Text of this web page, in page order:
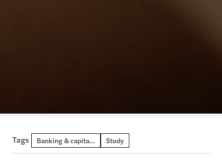
Tags Banking & capital markets Study